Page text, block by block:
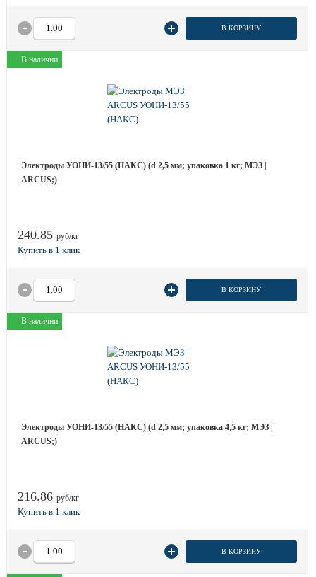
В КОРЗИНУ
В наличии
Электроды УОНИ-13/55 (НАКС) (d 2,5 мм; упаковка 1 кг; МЭЗ |
ARCUS;)
240.85 руб/кг
В КОРЗИНУ
В наличии
Электроды УОНИ-13/55 (НАКС) (d 2,5 мм; упаковка 4,5 кг; МЭЗ |
ARCUS;)
216.86 руб/кг
В КОРЗИНУ